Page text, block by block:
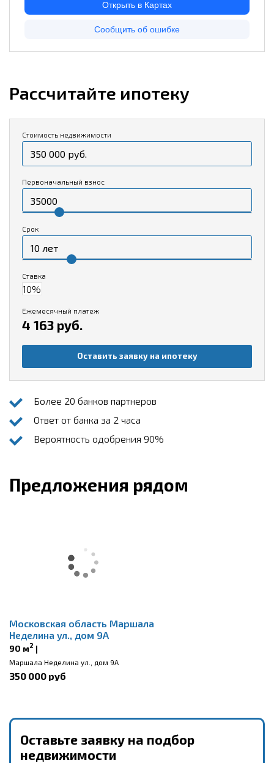
Рассчитайте ипотеку
Стоимость недвижимости
Первоначальный взнос
Срок
Ставка
Ежемесячный платеж
4 163 руб.
Оставить заявку на ипотеку
Более 20 банков партнеров
Ответ от банка за 2 часа
Вероятность одобрения 90%
Предложения рядом
Московская область Маршала
Неделина ул., дом 9А
90 м2 |
Маршала Неделина ул., дом 9А
350 000 руб
Оставьте заявку на подбор
недвижимости